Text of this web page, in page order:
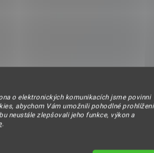
o elektronických komunikacích jsme povinni
abychom Vám umožnili pohodlné prohlížení
neustále zlepšovali jeho funkce, výkon a
.